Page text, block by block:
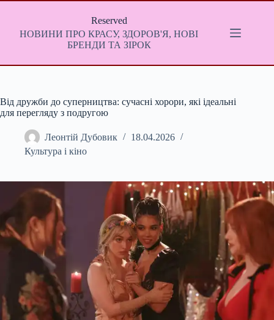
Перейти
Reserved
НОВИНИ ПРО КРАСУ, ЗДОРОВ'Я, НОВІ
БРЕНДИ ТА ЗІРОК
Від дружби до суперництва: сучасні хорори, які ідеальні
для перегляду з подругою
Леонтій Дубовик
18.04.2026
Культура і кіно